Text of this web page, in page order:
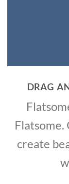
DRAG
Flatsome.
create